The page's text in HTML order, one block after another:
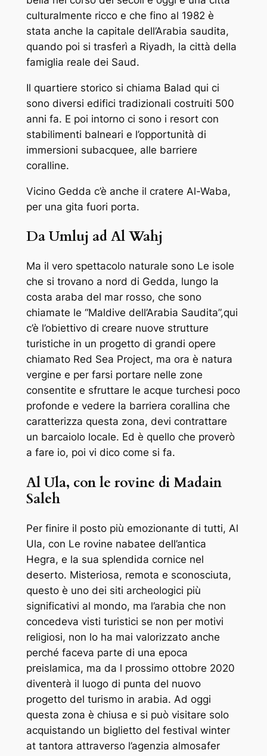
culturalmente ricco e che fino al 1982 è
stata anche la capitale dell’Arabia saudita,
quando poi si trasferì a Riyadh, la città della
famiglia reale dei Saud.
Il quartiere storico si chiama Balad qui ci
sono diversi edifici tradizionali costruiti 500
anni fa. E poi intorno ci sono i resort con
stabilimenti balneari e l’opportunità di
immersioni subacquee, alle barriere
coralline.
Vicino Gedda c’è anche il cratere Al-Waba,
per una gita fuori porta.
Da Umluj ad Al Wahj
Ma il vero spettacolo naturale sono Le isole
che si trovano a nord di Gedda, lungo la
costa araba del mar rosso, che sono
chiamate le “Maldive dell’Arabia Saudita”,qui
c’è l’obiettivo di creare nuove strutture
turistiche in un progetto di grandi opere
chiamato Red Sea Project, ma ora è natura
vergine e per farsi portare nelle zone
consentite e sfruttare le acque turchesi poco
profonde e vedere la barriera corallina che
caratterizza questa zona, devi contrattare
un barcaiolo locale. Ed è quello che proverò
a fare io, poi vi dico come si fa.
Al Ula, con le rovine di Madain
Saleh
Per finire il posto più emozionante di tutti, Al
Ula, con Le rovine nabatee dell’antica
Hegra, e la sua splendida cornice nel
deserto. Misteriosa, remota e sconosciuta,
questo è uno dei siti archeologici più
significativi al mondo, ma l’arabia che non
concedeva visti turistici se non per motivi
religiosi, non lo ha mai valorizzato anche
perché faceva parte di una epoca
preislamica, ma da l prossimo ottobre 2020
diventerà il luogo di punta del nuovo
progetto del turismo in arabia. Ad oggi
questa zona è chiusa e si può visitare solo
acquistando un biglietto del festival winter
at tantora attraverso l’agenzia almosafer